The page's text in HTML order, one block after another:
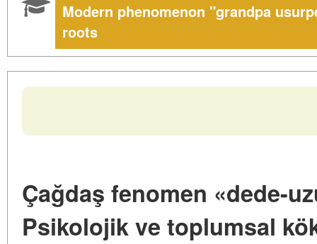
Modern phenomenon "grandpa
roots
Çağdaş fenomen «dede-
Psikolojik ve toplumsal